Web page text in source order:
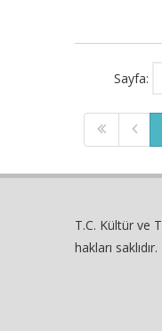
Sayfa:
T.C. Kültür ve
hakları saklıdır.